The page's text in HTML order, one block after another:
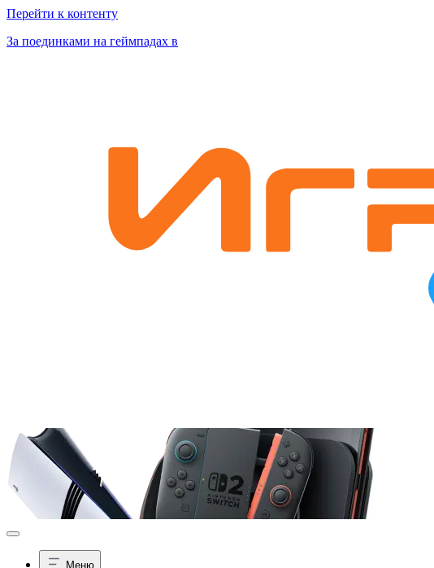
Перейти к контенту
За поединками на геймпадах в
Меню